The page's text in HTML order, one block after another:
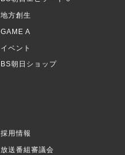
地方創生
GAME A
イベント
BS朝日ショップ
採用情報
放送番組審議会